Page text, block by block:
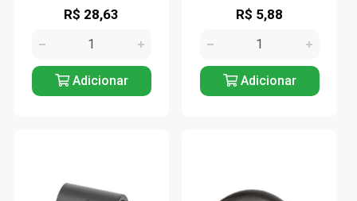
R$ 28,63
Adicionar
R$ 5,88
Adicionar